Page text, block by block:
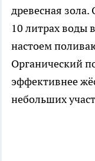
древесная
10 литрах воды
настоем
Органический
эффективнее
небольших